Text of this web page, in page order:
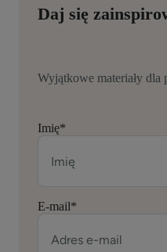
Daj się
Wyjątkowe materiały
Imię*
E-mail*